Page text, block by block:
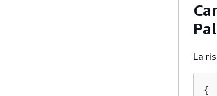
La
{